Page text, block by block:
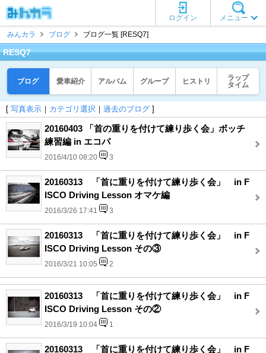
メニュー
ログイン
みんカラ
ブログ ブログ一覧 [RESQ7]
RESQ7
ブログ 愛車紹介 アルバム グループ ヒストリ
ラップ
タイム
[ 写真表示 ｜ カテゴリ選択 ｜ 過去のブログ ]
20160403 「首の重りを付けて練り歩く会」ボッチ
練習編 in エコパ
2016/4/10 08:20 3
20160313 「首に重りを付けて練り歩く会」 in F
ISCO Driving Lesson オマケ編
2016/3/26 17:41 3
20160313 「首に重りを付けて練り歩く会」 in F
ISCO Driving Lesson その③
2016/3/21 10:05 2
20160313 「首に重りを付けて練り歩く会」 in F
ISCO Driving Lesson その②
2016/3/19 10:04 1
20160313 「首に重りを付けて練り歩く会」 in F